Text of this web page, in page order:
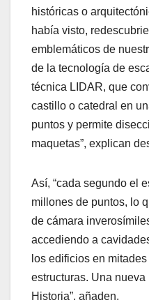
históricas o
había visto,
emblemáticos de
de la tecnología de
técnica LIDAR, que
castillo o catedral en
puntos y permite
maquetas”, explican
Así, “cada segundo el
millones de puntos, lo
de cámara
accediendo a
los edificios en
estructuras. Una
Historia”, añaden.